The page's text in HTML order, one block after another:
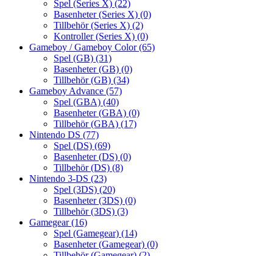
Spel (Series X) (22)
Basenheter (Series X) (0)
Tillbehör (Series X) (2)
Kontroller (Series X) (0)
Gameboy / Gameboy Color(65)
Spel (GB) (31)
Basenheter (GB) (0)
Tillbehör (GB) (34)
Gameboy Advance (57)
Spel (GBA) (40)
Basenheter (GBA) (0)
Tillbehör (GBA) (17)
Nintendo DS (77)
Spel (DS) (69)
Basenheter (DS) (0)
Tillbehör (DS) (8)
Nintendo 3-DS (23)
Spel (3DS) (20)
Basenheter (3DS) (0)
Tillbehör (3DS) (3)
Gamegear(16)
Spel (Gamegear) (14)
Basenheter (Gamegear) (0)